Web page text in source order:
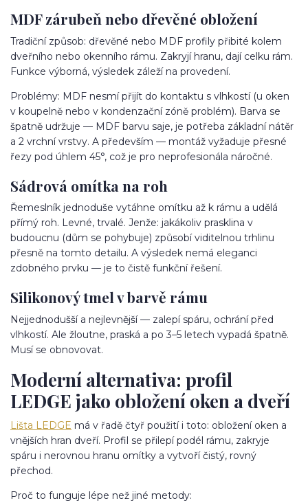
MDF zárubeň nebo dřevěné obložení
Tradiční způsob: dřevěné nebo MDF profily přibité kolem
dveřního nebo okenního rámu. Zakryjí hranu, dají celku rám.
Funkce výborná, výsledek záleží na provedení.
Problémy: MDF nesmí přijít do kontaktu s vlhkostí (u oken
v koupelně nebo v kondenzační zóně problém). Barva se
špatně udržuje — MDF barvu saje, je potřeba základní nátěr
a 2 vrchní vrstvy. A především — montáž vyžaduje přesné
řezy pod úhlem 45°, což je pro neprofesionála náročné.
Sádrová omítka na roh
Řemeslník jednoduše vytáhne omítku až k rámu a udělá
přímý roh. Levné, trvalé. Jenže: jakákoliv prasklina v
budoucnu (dům se pohybuje) způsobí viditelnou trhlinu
přesně na tomto detailu. A výsledek nemá eleganci
zdobného prvku — je to čistě funkční řešení.
Silikonový tmel v barvě rámu
Nejjednodušší a nejlevnější — zalepí spáru, ochrání před
vlhkostí. Ale žloutne, praská a po 3–5 letech vypadá špatně.
Musí se obnovovat.
Moderní alternativa: profil
LEDGE jako obložení oken a dveří
Lišta LEDGE má v řadě čtyř použití i toto: obložení oken a
vnějších hran dveří. Profil se přilepí podél rámu, zakryje
spáru i nerovnou hranu omítky a vytvoří čistý, rovný
přechod.
Proč to funguje lépe než jiné metody: